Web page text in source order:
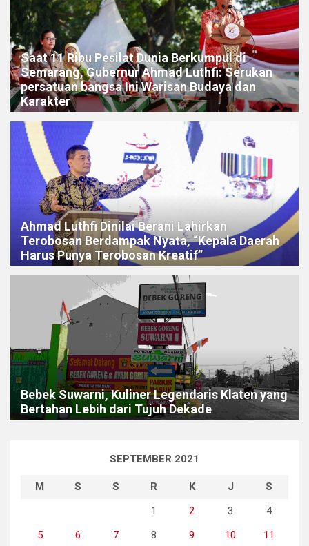
Saat 11 Ribu Pesilat Dunia Berkumpul di
Semarang, Gubernur Ahmad Luthfi: Serukan
persatuan bangsa Ini Warisan Budaya dan
Karakter
Ahmad Luthfi Dinilai Berani Lahirkan
Terobosan Berdampak Nyata, “Kepala Daerah
Harus Punya Terobosan Kreatif”
Bebek Suwarni, Kuliner Legendaris Klaten yang
Bertahan Lebih dari Tujuh Dekade
SEPTEMBER 2021
M S S R K J
S
1
2 3
4
5
6 7 8 9 10
11